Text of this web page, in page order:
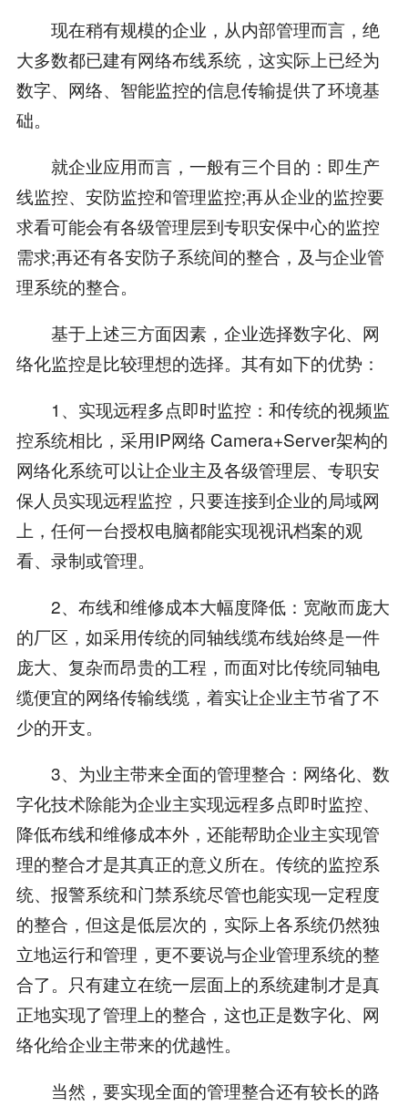
现在稍有规模的企业，从内部管理而言，绝
大多数都已建有网络布线系统，这实际上已经为
数字、网络、智能监控的信息传输提供了环境基
础。
就企业应用而言，一般有三个目的：即生产
线监控、安防监控和管理监控;再从企业的监控要
求看可能会有各级管理层到专职安保中心的监控
需求;再还有各安防子系统间的整合，及与企业管
理系统的整合。
基于上述三方面因素，企业选择数字化、网
络化监控是比较理想的选择。其有如下的优势：
1、实现远程多点即时监控：和传统的视频监
控系统相比，采用IP网络 Camera+Server架构的
网络化系统可以让企业主及各级管理层、专职安
保人员实现远程监控，只要连接到企业的局域网
上，任何一台授权电脑都能实现视讯档案的观
看、录制或管理。
2、布线和维修成本大幅度降低：宽敞而庞大
的厂区，如采用传统的同轴线缆布线始终是一件
庞大、复杂而昂贵的工程，而面对比传统同轴电
缆便宜的网络传输线缆，着实让企业主节省了不
少的开支。
3、为业主带来全面的管理整合：网络化、数
字化技术除能为企业主实现远程多点即时监控、
降低布线和维修成本外，还能帮助企业主实现管
理的整合才是其真正的意义所在。传统的监控系
统、报警系统和门禁系统尽管也能实现一定程度
的整合，但这是低层次的，实际上各系统仍然独
立地运行和管理，更不要说与企业管理系统的整
合了。只有建立在统一层面上的系统建制才是真
正地实现了管理上的整合，这也正是数字化、网
络化给企业主带来的优越性。
当然，要实现全面的管理整合还有较长的路